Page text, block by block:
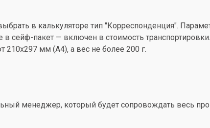
в калькуляторе тип "Корреспонденция".
сейф-пакет — включен в стоимость транспортировки.
мм (А4), а вес не более 200 г.
менеджер, который будет сопровождать весь